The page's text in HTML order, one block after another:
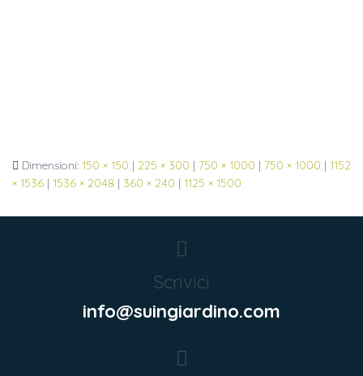
Dimensioni: 150 × 150 | 225 × 300 | 750 × 1000 | 750 × 1000 | 1152
× 1536 | 1536 × 2048 | 360 × 240 | 1125 × 1500
Scrivici
info@suingiardino.com